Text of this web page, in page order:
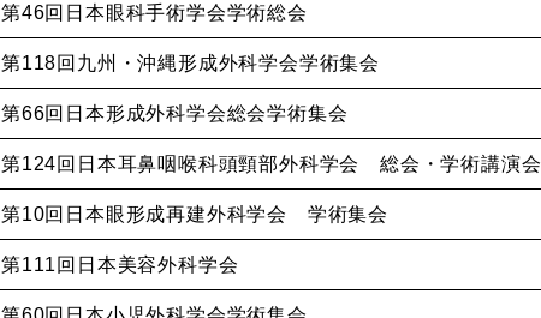
第46回日本眼科手術学会学術総会
第118回九州・沖縄形成外科学会学術集会
第66回日本形成外科学会総会学術集会
第124回日本耳鼻咽喉科頭頸部外科学会 総会・学術講演会
第10回日本眼形成再建外科学会 学術集会
第111回日本美容外科学会